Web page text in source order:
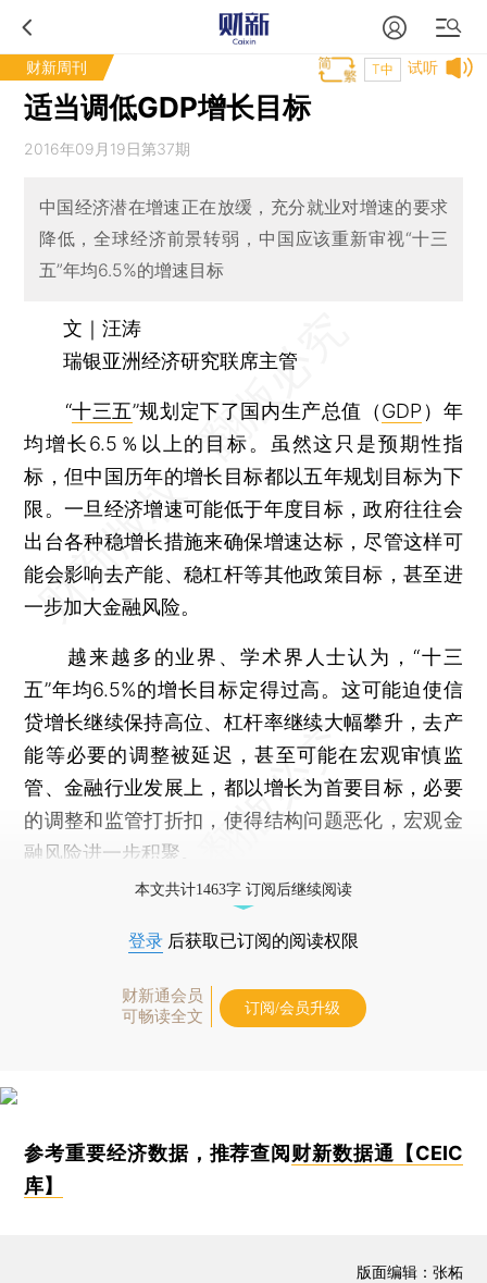
财新周刊 试听
T中
适当调低GDP增长目标
2016年09月19日第37期
中国经济潜在增速正在放缓，充分就业对增速的要求
降低，全球经济前景转弱，中国应该重新审视“十三
五”年均6.5%的增速目标
文｜汪涛
瑞银亚洲经济研究联席主管
“十三五”规划定下了国内生产总值（GDP ）年
均增长6.5％以上的目标。虽然这只是预期性指
标，但中国历年的增长目标都以五年规划目标为下
限。一旦经济增速可能低于年度目标，政府往往会
出台各种稳增长措施来确保增速达标，尽管这样可
能会影响去产能、稳杠杆等其他政策目标，甚至进
一步加大金融风险。
越来越多的业界、学术界人士认为，“十三
五”年均6.5%的增长目标定得过高。这可能迫使信
贷增长继续保持高位、杠杆率继续大幅攀升，去产
能等必要的调整被延迟，甚至可能在宏观审慎监
管、金融行业发展上，都以增长为首要目标，必要
的调整和监管打折扣，使得结构问题恶化，宏观金
融风险进一步积聚。
本文共计1463字 订阅后继续阅读
登录 后获取已订阅的阅读权限
财新通会员
可畅读全文
订阅/会员升级
参考重要经济数据，推荐查阅 财新数据通【CEIC
库】
版面编辑：张柘